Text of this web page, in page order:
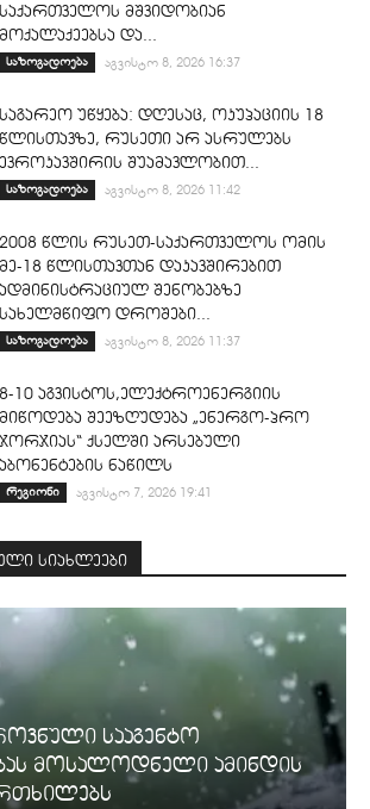
საქართველოს მშვიდობიან
მოქალაქეებსა და...
საზოგადოება აგვისტო 8, 2026 16:37
საგარეო უწყება: დღესაც, ოკუპაციის 18
წლისთავზე, რუსეთი არ ასრულებს
ევროკავშირის შუამავლობით...
საზოგადოება აგვისტო 8, 2026 11:42
2008 წლის რუსეთ-საქართველოს ომის
მე-18 წლისთავთან დაკავშირებით
ადმინისტრაციულ შენობებზე
სახელმწიფო დროშები...
საზოგადოება აგვისტო 8, 2026 11:37
8-10 აგვისტოს,ელექტროენერგიის
მიწოდება შეეზღუდება „ენერგო-პრო
ჯორჯიას“ ქსელში არსებული
აბონენტების ნაწილს
რეგიონი აგვისტო 7, 2026 19:41
სიახლეები
სააგენტო
მოსალოდნელი ამინდის